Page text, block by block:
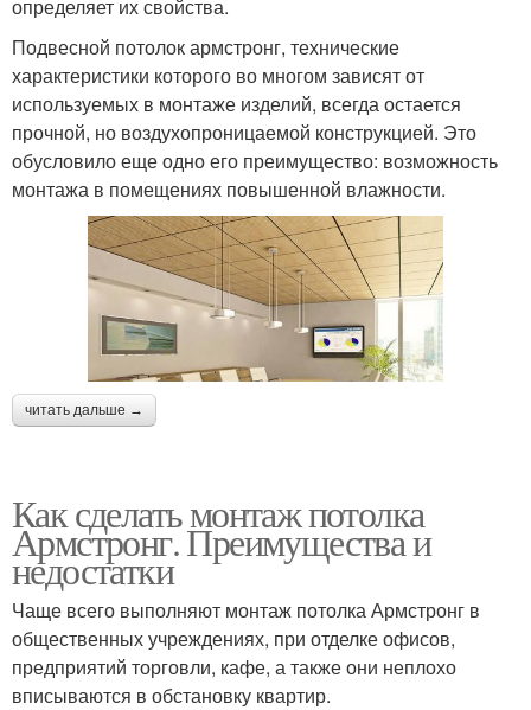
определяет их свойства.
Подвесной потолок армстронг, технические
характеристики которого во многом зависят от
используемых в монтаже изделий, всегда остается
прочной, но воздухопроницаемой конструкцией. Это
обусловило еще одно его преимущество: возможность
монтажа в помещениях повышенной влажности.
читать дальше →
Как сделать монтаж потолка
Армстронг. Преимущества и
недостатки
Чаще всего выполняют монтаж потолка Армстронг в
общественных учреждениях, при отделке офисов,
предприятий торговли, кафе, а также они неплохо
вписываются в обстановку квартир.